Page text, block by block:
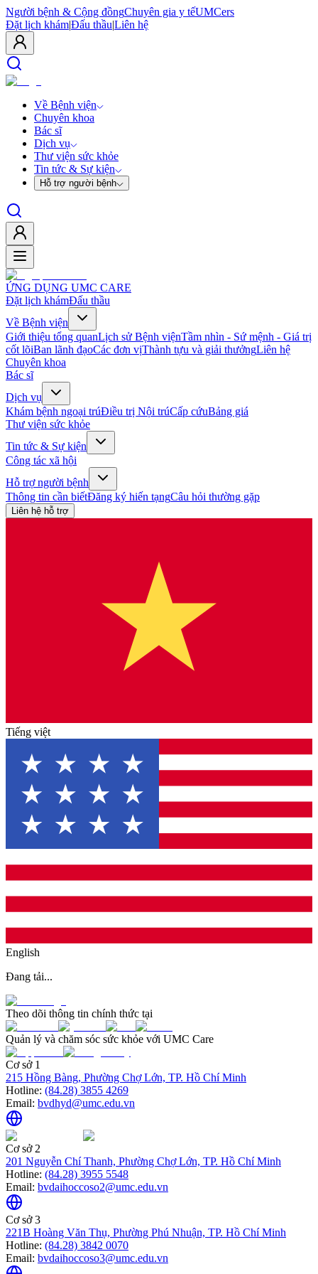
Người bệnh & Cộng đồngChuyên gia y tếUMCers
Đặt lịch khám|Đấu thầu|Liên hệ
Về Bệnh viện
Chuyên khoa
Bác sĩ
Dịch vụ
Thư viện sức khỏe
Tin tức & Sự kiện
Hỗ trợ người bệnh
ỨNG DỤNG UMC CARE
Đặt lịch khámĐấu thầu
Về Bệnh viện
Giới thiệu tổng quanLịch sử Bệnh việnTầm nhìn - Sứ mệnh - Giá trị
cốt lõiBan lãnh đạoCác đơn vịThành tựu và giải thưởngLiên hệ
Chuyên khoa
Bác sĩ
Dịch vụ
Khám bệnh ngoại trúĐiều trị Nội trúCấp cứuBảng giá
Thư viện sức khỏe
Tin tức & Sự kiện
Công tác xã hội
Hỗ trợ người bệnh
Thông tin cần biếtĐăng ký hiến tạngCâu hỏi thường gặp
Liên hệ hỗ trợ
Tiếng việt
English
Đang tải...
Theo dõi thông tin chính thức tại
Quản lý và chăm sóc sức khỏe với UMC Care
Cơ sở 1
215 Hồng Bàng, Phường Chợ Lớn, TP. Hồ Chí Minh
Hotline: (84.28) 3855 4269
Email: bvdhyd@umc.edu.vn
Cơ sở 2
201 Nguyễn Chí Thanh, Phường Chợ Lớn, TP. Hồ Chí Minh
Hotline: (84.28) 3955 5548
Email: bvdaihoccoso2@umc.edu.vn
Cơ sở 3
221B Hoàng Văn Thụ, Phường Phú Nhuận, TP. Hồ Chí Minh
Hotline: (84.28) 3842 0070
Email: bvdaihoccoso3@umc.edu.vn